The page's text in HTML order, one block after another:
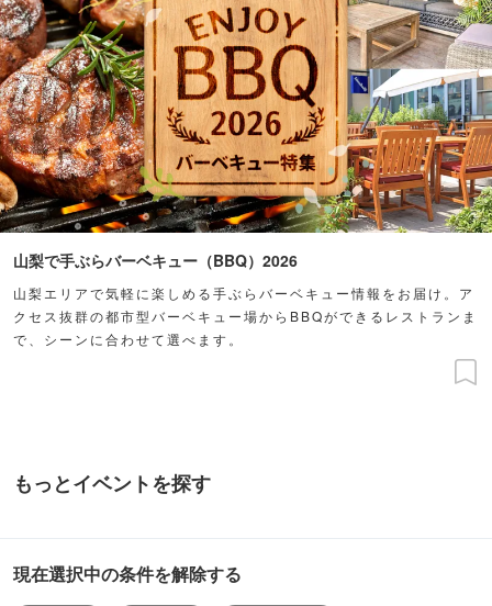
山梨で手ぶらバーベキュー（BBQ）2026
山梨エリアで気軽に楽しめる手ぶらバーベキュー情報をお届け。ア
クセス抜群の都市型バーベキュー場からBBQができるレストランま
で、シーンに合わせて選べます。
もっとイベントを探す
現在選択中の条件を解除する